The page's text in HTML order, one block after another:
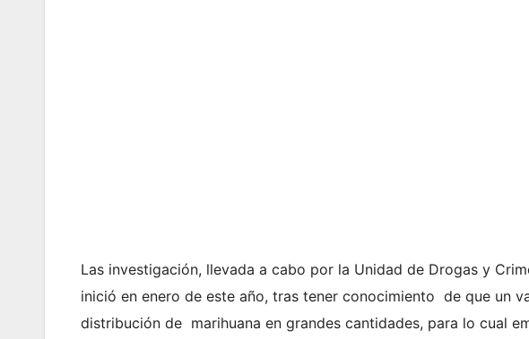
Las investigación, llevada a cabo por la Unidad de Drogas y
inició en enero de este año, tras tener conocimiento de que un
distribución de marihuana en grandes cantidades, para lo cual